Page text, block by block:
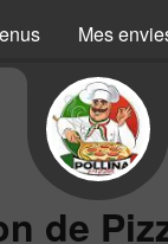
Mes
de